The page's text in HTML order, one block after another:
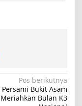
Pos berikutnya
Persami Bukit Asam
Meriahkan Bulan K3